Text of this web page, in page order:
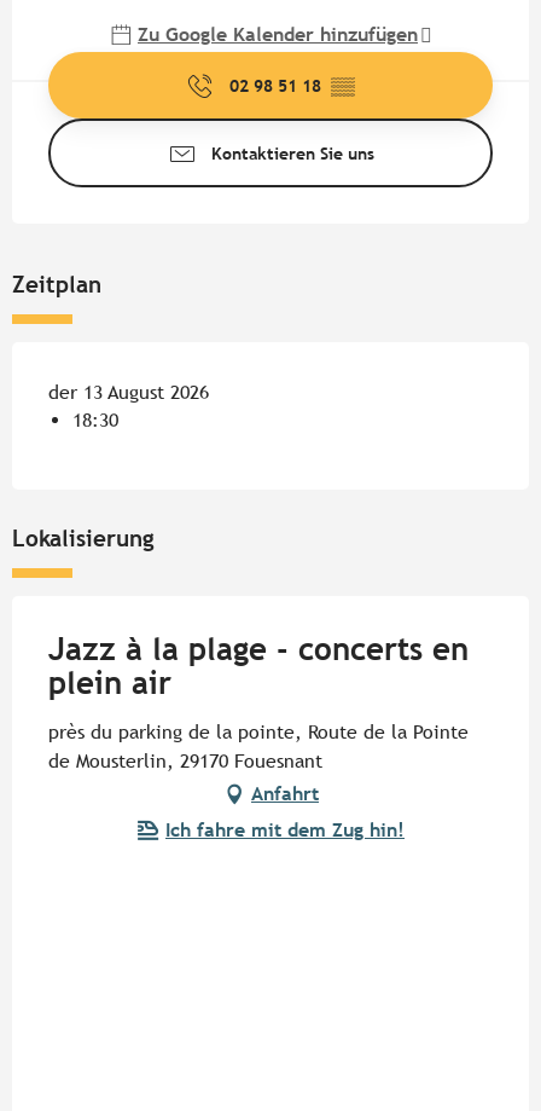
Zu Google Kalender hinzufügen
02 98 51 18 ▒▒
Kontaktieren Sie uns
Zeitplan
der 13 August 2026
18:30
Lokalisierung
Jazz à la plage - concerts en
plein air
près du parking de la pointe, Route de la Pointe
de Mousterlin, 29170 Fouesnant
Anfahrt
Ich fahre mit dem Zug hin!